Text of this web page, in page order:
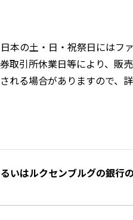
本の土・日・祝祭日にはフ
取引所休業日等により、販
れる場合がありますので、
いはルクセンブルグの銀行